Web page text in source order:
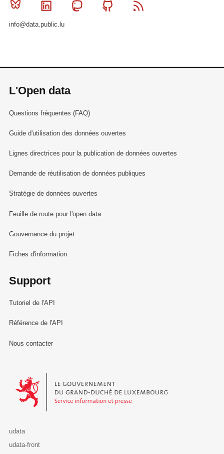
Bluesky Linkedin MastodonGithub
info@data.public.lu
L'Open data
Questions fréquentes (FAQ)
Guide d'utilisation des données ouvertes
Lignes directrices pour la publication de données ouvertes
Demande de réutilisation de données publiques
Stratégie de données ouvertes
Feuille de route pour l'open data
Gouvernance du projet
Fiches d'information
Support
Tutoriel de l'API
Référence de l'API
Nous contacter
Le Gouvernement du Grand-Duché de Luxembourg - Service
udata
udata-front